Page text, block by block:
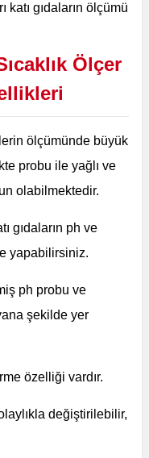
katı gıdaların ölçümü
Ölçer
ölçümünde büyük
probu ile yağlı ve
olabilmektedir.
gıdaların ph ve
yapabilirsiniz.
ph probu ve
şekilde yer
özelliği vardır.
değiştirilebilir,